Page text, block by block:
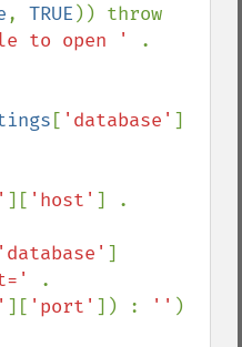
, TRUE )) throw
to open '
[ 'database' ]
][ 'host' ] .
'database' ]
][ 'port' ]) : '' )